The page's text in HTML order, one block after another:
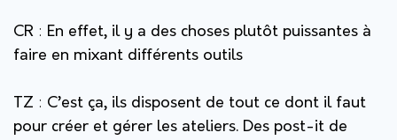
CR : En effet, il y a des choses plutôt puissantes à
faire en mixant différents outils
TZ : C’est ça, ils disposent de tout ce dont il faut
pour créer et gérer les ateliers. Des post-it de